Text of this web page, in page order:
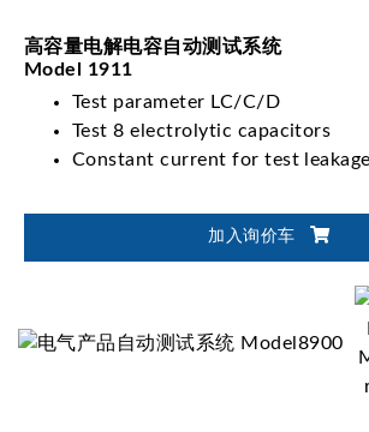
高容量电解电容自动测试系统
Model 1911
Test parameter LC/C/D
Test 8 electrolytic capacitors
Constant current for test
加入询价车